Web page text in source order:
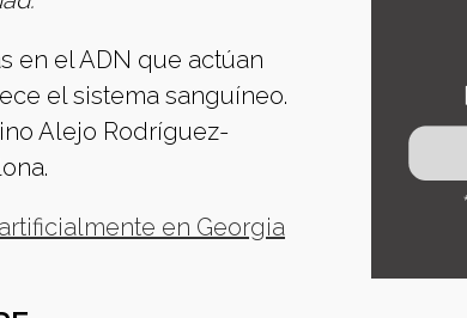
en el ADN que actúan
el sistema sanguíneo.
Alejo Rodríguez-
en Georgia